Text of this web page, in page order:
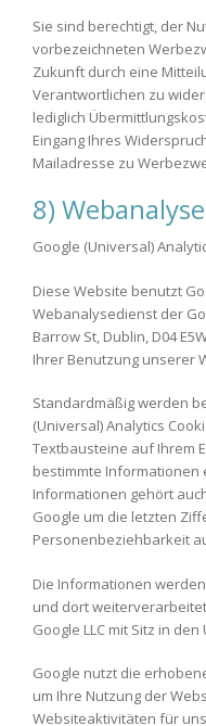
Sie sind berechtigt, der
vorbezeichneten
Zukunft durch eine
Verantwortlichen zu
lediglich
Eingang Ihres
Mailadresse zu
8)
Google (Universal)
Diese Website benutzt
Webanalysedienst der
Barrow St, Dublin, D04
Ihrer Benutzung unserer
Standardmäßig werden
(Universal) Analytics
Textbausteine auf Ihrem
bestimmte Informationen
Informationen gehört
Google um die letzten
Personenbeziehbarkeit
Die Informationen
und dort
Google LLC mit Sitz in den
Google nutzt die
um Ihre Nutzung der
Websiteaktivitäten für